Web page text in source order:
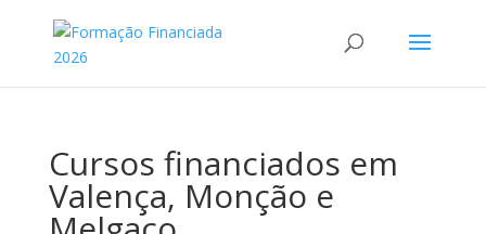
Cursos financiados em
Valença, Monção e